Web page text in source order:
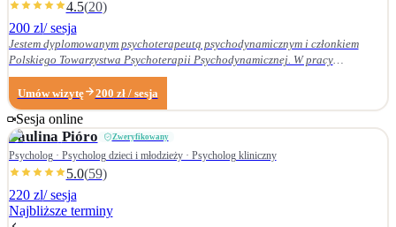
4.5(20)
200 zl/ sesja
Jestem dyplomowanym psychoterapeutą psychodynamicznym i członkiem
Polskiego Towarzystwa Psychoterapii Psychodynamicznej. W pracy
terapeutycznej wnikliwie słucham pacjenta i podążam za jego narracją. Moje
zainteresowania zawodowe obejmują przede wszystkim: • psychoterapię
zaburzeń osobowości, • zaburzenia nerwicowe i lękowe, • problematykę relacji
małżeńskich i rodzinnych. Nie zajmuję się terapią uzależnień. Ukończyłem
Wydział Nauk Pedagogicznych Dolnośląskiej Szkoły Wyższej we Wrocławiu —
w 2007 r. studia licencjackie (pedagogika rodzinna), a w 2009 r. magisterskie
(resocjalizacja). W 2016 r. ukończyłem czteroletnie szkolenie z psychoterapii
psychodynamicznej w Krakowskim Centrum Psychodynamicznym, a w styczniu
2020 r. uzyskałem dyplom psychoterapeuty psychodynamicznego. Od
ukończenia szkoły psychoterapii regularnie uczestniczę w konferencjach
Umów wizytę 200 zł / sesja
Sesja online
Paulina Pióro Zweryfikowany
Psycholog · Psycholog dzieci i młodzieży · Psycholog kliniczny
5.0(59)
220 zl/ sesja
Najbliższe terminy